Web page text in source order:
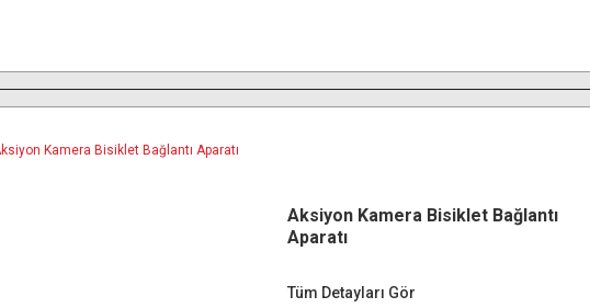
Aksiyon Kamera Bisiklet Bağlantı
Aparatı
Tüm Detayları Gör